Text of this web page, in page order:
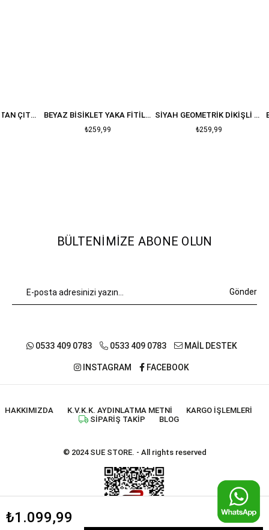
₺1.099,99
BEYAZ FITILLI ALTTAN ÇITÇITLI BODYSUIT BEYAZ BISIKLET YAKA FITILLI BLUZ
₺259,99
SIYAH GEOMETRIK DIKIŞLI CROP
₺259,99
BÜLTENIMIZE ABONE OLUN
Gönder
0533 409 0783 0533 409 0783 MAİL DESTEK
INSTAGRAM FACEBOOK
HAKKIMIZDA K.V.K.K. AYDINLATMA METNI
KARGO İŞLEMLERI
SIPARIŞ TAKIP
BLOG
© 2024 SUE STORE. - All rights reserved